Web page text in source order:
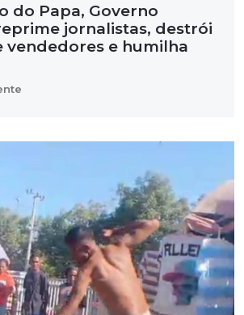
do Papa, Governo
jornalistas, destrói
vendedores e humilha